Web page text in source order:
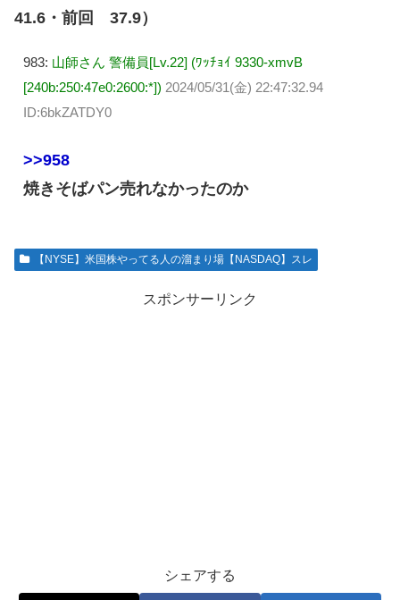
41.6・前回 37.9）
983: 山師さん 警備員[Lv.22] (ﾜｯﾁｮｲ 9330-xmvB
[240b:250:47e0:2600:*]) 2024/05/31(金) 22:47:32.94
ID:6bkZATDY0
>>958
焼きそばパン売れなかったのか
【NYSE】米国株やってる人の溜まり場【NASDAQ】スレ
スポンサーリンク
シェアする